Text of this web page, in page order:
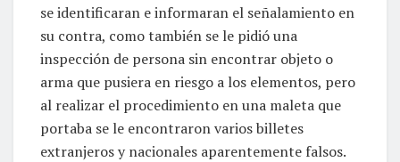
se identificaran e informaran el señalamiento en
su contra, como también se le pidió una
inspección de persona sin encontrar objeto o
arma que pusiera en riesgo a los elementos, pero
al realizar el procedimiento en una maleta que
portaba se le encontraron varios billetes
extranjeros y nacionales aparentemente falsos.